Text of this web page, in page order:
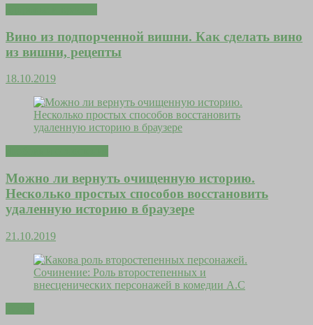
Вино из подпорченной вишни. Как сделать вино
из вишни, рецепты
18.10.2019
Можно ли вернуть очищенную историю.
Несколько простых способов восстановить
удаленную историю в браузере
21.10.2019